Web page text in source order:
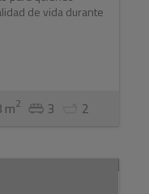
de vida durante
m2 3 2